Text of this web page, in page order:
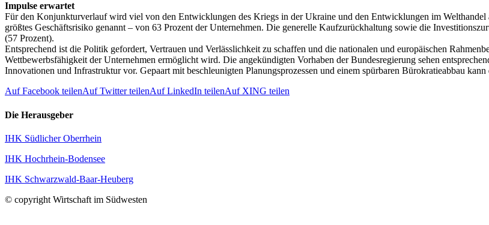
Impulse erwartet
Für den Konjunkturverlauf wird viel von den Entwicklungen des Kriegs in der Ukraine und den Entwicklungen im Welthandel
größtes Geschäftsrisiko genannt – von 63 Prozent der Unternehmen. Die generelle Kaufzurückhaltung sowie die
(57 Prozent).
Entsprechend ist die Politik gefordert, Vertrauen und Verlässlichkeit zu schaffen und die nationalen und europäischen
Wettbewerbsfähigkeit der Unternehmen ermöglicht wird. Die angekündigten Vorhaben der Bundesregierung sehen
Innovationen und Infrastruktur vor. Gepaart mit beschleunigten Planungsprozessen und einem spürbaren Bürokratieabbau
Auf Facebook teilenAuf Twitter teilenAuf LinkedIn teilenAuf XING teilen
Die Herausgeber
IHK Südlicher Oberrhein
IHK Hochrhein-Bodensee
IHK Schwarzwald-Baar-Heuberg
© copyright Wirtschaft im Südwesten